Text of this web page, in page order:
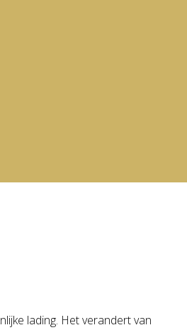
lading. Het verandert van